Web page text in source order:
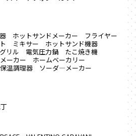
ホットサンドメーカー
フライヤー
ミキサー
ホットサンド機器
グリル 電気圧力鍋
たこ焼き機
ーカー
ホームベーカリー
温調理器
ソーダ―メーカー